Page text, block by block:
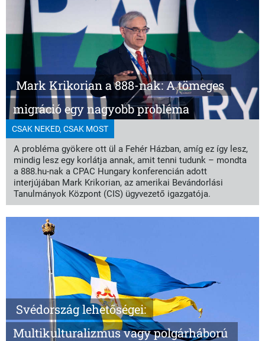
Mark Krikorian a 888-nak: A tömeges
migráció egy nagyobb probléma
CSAK NEKED, CSAK MOST
A probléma gyökere ott ül a Fehér Házban, amíg ez így lesz,
mindig lesz egy korlátja annak, amit tenni tudunk – mondta
a 888.hu-nak a CPAC Hungary konferencián adott
interjújában Mark Krikorian, az amerikai Bevándorlási
Tanulmányok Központ (CIS) ügyvezető igazgatója.
Svédország lehetőségei:
Multikulturalizmus vagy polgárháború